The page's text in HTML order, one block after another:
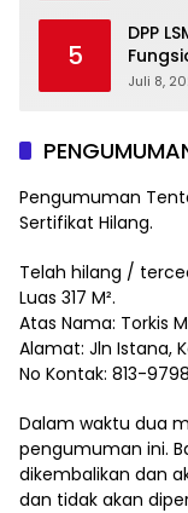
5
DPP
Juli 8,
Pengumuman
Sertifikat Hilang.
Telah hilang /
Luas 317 M².
Atas Nama: Torkis
Alamat: Jln Istana,
No Kontak: 813-
Dalam waktu dua
pengumuman ini.
dikembalikan dan
dan tidak akan